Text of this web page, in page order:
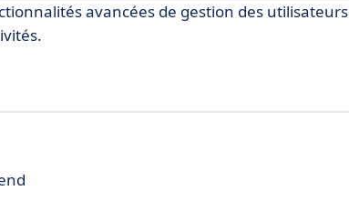
avancées de gestion des utilisateurs